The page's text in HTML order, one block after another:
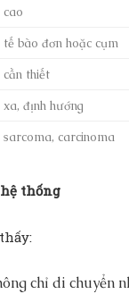
cao
tế bào đơn hoặc cụm
cần thiết
xa, định hướng
sarcoma, carcinoma
thống
chỉ di chuyển